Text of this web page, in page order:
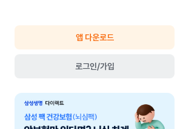
앱 다운로드
로그인/가입